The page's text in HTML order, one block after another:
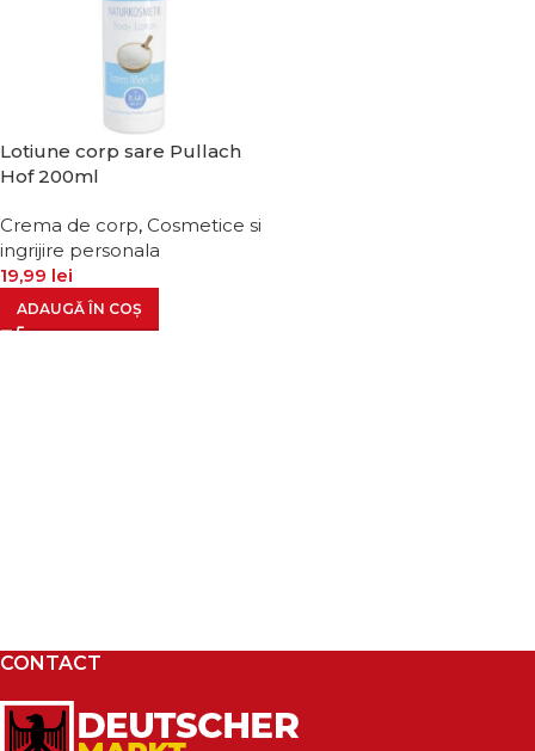
Lotiune corp sare Pullach
Hof 200ml
Crema de corp, Cosmetice si
ingrijire personala
19,99 lei
ADAUGĂ ÎN COȘ
CONTACT